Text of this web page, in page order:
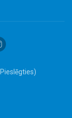
Pieslēgties)